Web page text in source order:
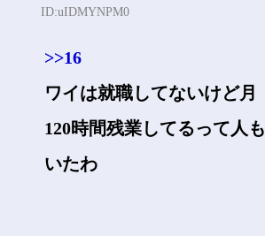
ID:uIDMYNPM0
>>16
ワイは就職してないけど月
120時間残業してるって人も
いたわ